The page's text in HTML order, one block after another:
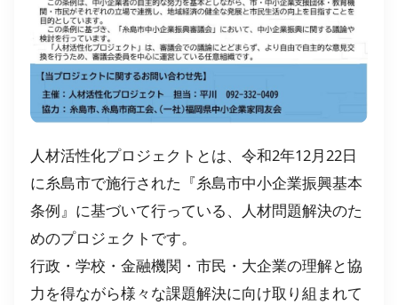
人材活性化プロジェクトとは、令和2年12月22日
に糸島市で施行された『糸島市中小企業振興基本
条例』に基づいて行っている、人材問題解決のた
めのプロジェクトです。
行政・学校・金融機関・市民・大企業の理解と協
力を得ながら様々な課題解決に向け取り組まれて